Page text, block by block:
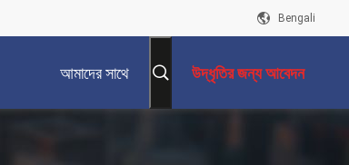
Bengali
আমাদের সাথে উদ্ধৃতির জন্য আবেদন